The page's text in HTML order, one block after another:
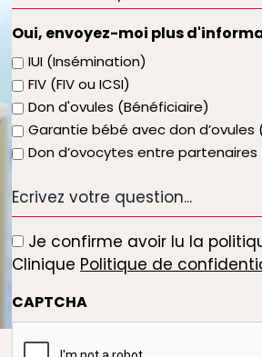
cours
de
mois
souhaitez-
vous
que
le
commence
Oui, envoyez-moi plus
IUI (Insémination)
FIV (FIV ou ICSI)
Don d'ovules (Bénéficiaire)
Garantie bébé avec don d’ovules
Don d’ovocytes entre partenaires
Ecrivez
question...
Je confirme avoir lu la
Clinique Politique de
CAPTCHA